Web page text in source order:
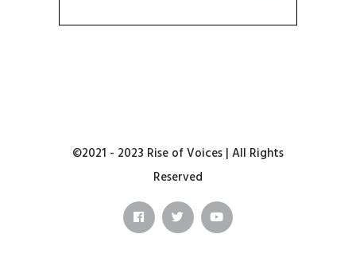
©2021 - 2023 Rise of Voices | All Rights
Reserved